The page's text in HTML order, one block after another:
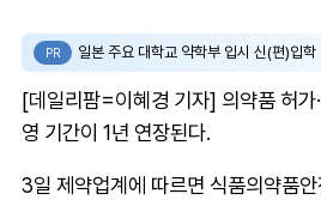
PR 일본 주요 대학교 약학부 입시 신(편)입학
[데일리팜=이혜경 기자] 의약품 허가
영 기간이 1년 연장된다.
3일 제약업계에 따르면 식품의약품